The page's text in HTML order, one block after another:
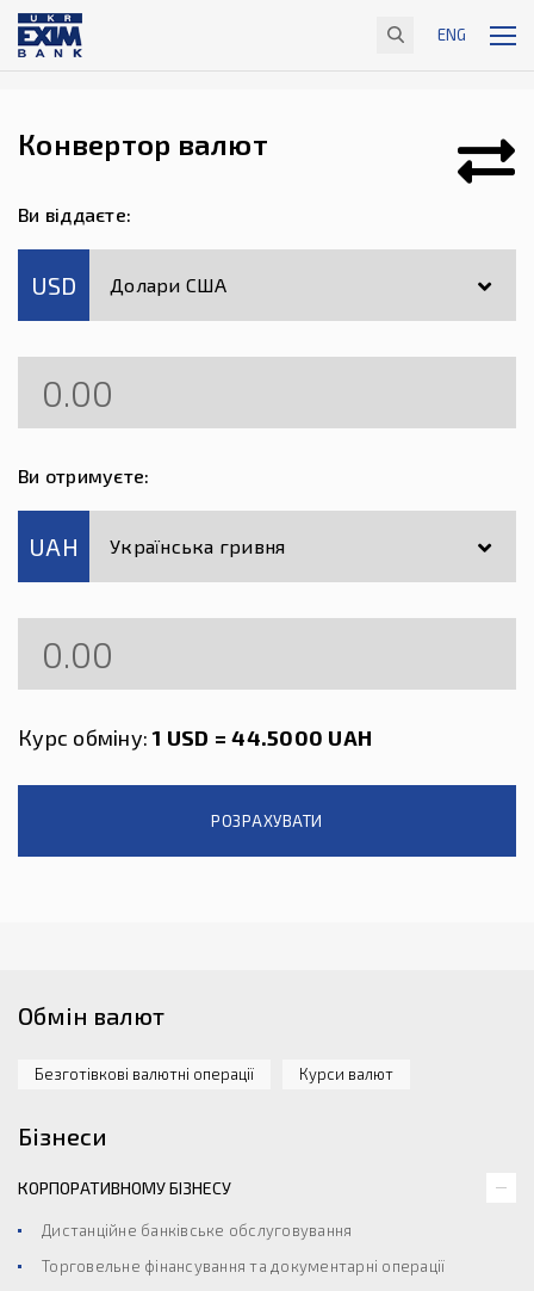
ENG
Конвертор валют
Ви віддаєте:
USD Долари США
Ви отримуєте:
UAH Українська гривня
Курс обміну:1 USD = 44.5000 UAH
РОЗРАХУВАТИ
Обмін валют
Безготівкові валютні операції Курси валют
Бізнеси
КОРПОРАТИВНОМУ БІЗНЕСУ
Дистанційне банківське обслуговування
Торговельне фінансування та документарні операції